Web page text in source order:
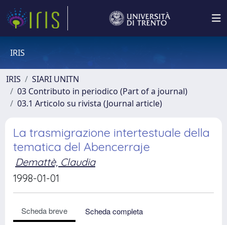
IRIS
IRIS
SIARI UNITN
03 Contributo in periodico (Part of a journal)
03.1 Articolo su rivista (Journal article)
La trasmigrazione intertestuale della
tematica del Abencerraje
Demattè, Claudia
1998-01-01
Scheda breve
Scheda completa